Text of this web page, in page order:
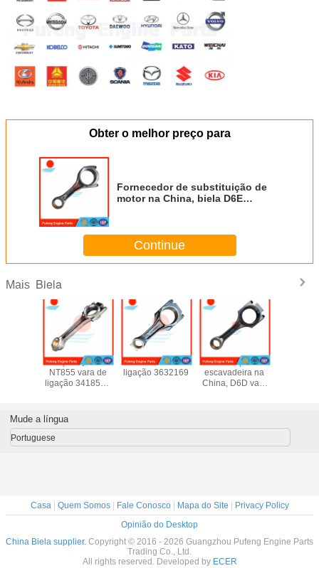
Obter o melhor preço para
Fornecedor de substituição de
motor na China, biela D6E
Continue
Mais Biela
35
aço forjado
NT855 vara de
ligação 3418500
escavadeira
Komatsu PC300
K38 barra de
ligação 3632169
Substituição de
escavadeira na
China, D6D vara
20492639
Mude a língua
Portuguese
Casa| Quem Somos| Fale Conosco| Mapa do Site
Privacy Policy
Opinião do Desktop
China Biela supplier. Copyright © 2016 - 2026 Guangzhou Pufeng Engine Parts
Trading Co., Ltd.
All rights reserved. Developed by ECER